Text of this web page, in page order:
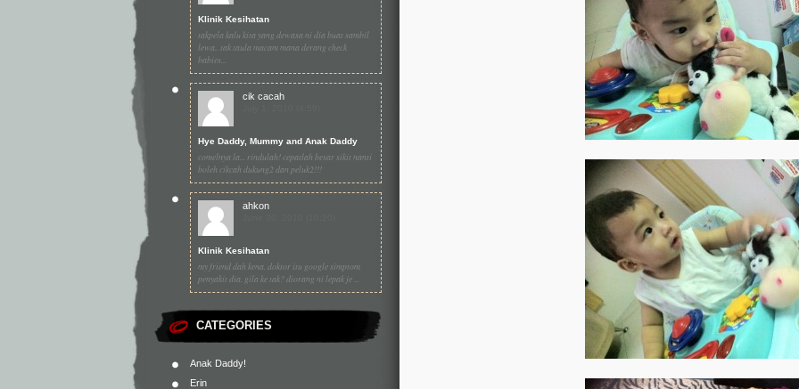
Klinik Kesihatan
takpela kalu kita yang dewasa ni dia buat sambil
lewa.. tak taula macam mana derang check
babies...
cik cacah
Hye Daddy, Mummy and Anak Daddy
comelnya la... rindulah! cepatlah besar sikit nanti
boleh cikcah dukung2 dan peluk2!!!
ahkon
Klinik Kesihatan
my friend dah kena. doktor itu google simptom
penyakit dia. gila ke tak? diorang ni lepak je ...
CATEGORIES
Anak Daddy!
Erin